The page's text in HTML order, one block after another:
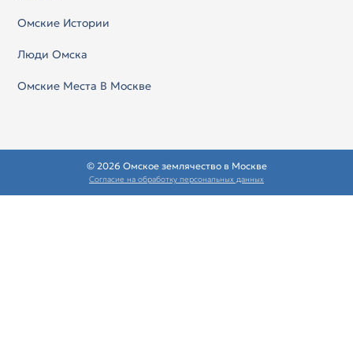
Омские Истории
Люди Омска
Омские Места В Москве
© 2026 Омское землячество в Москве
Согласие на обработку персональных данных